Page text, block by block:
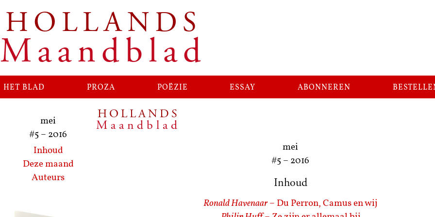
Ga
naar
de
inhoud
HOLLANDS
Maandblad
het blad proza poëzie essay abonneren
mei
#5 – 2016
Inhoud
Deze maand
Auteurs
HOLLANDS
Maandblad
mei
#5 – 2016
Inhoud
Ronald Havenaar– Du Perron, Camus en wij